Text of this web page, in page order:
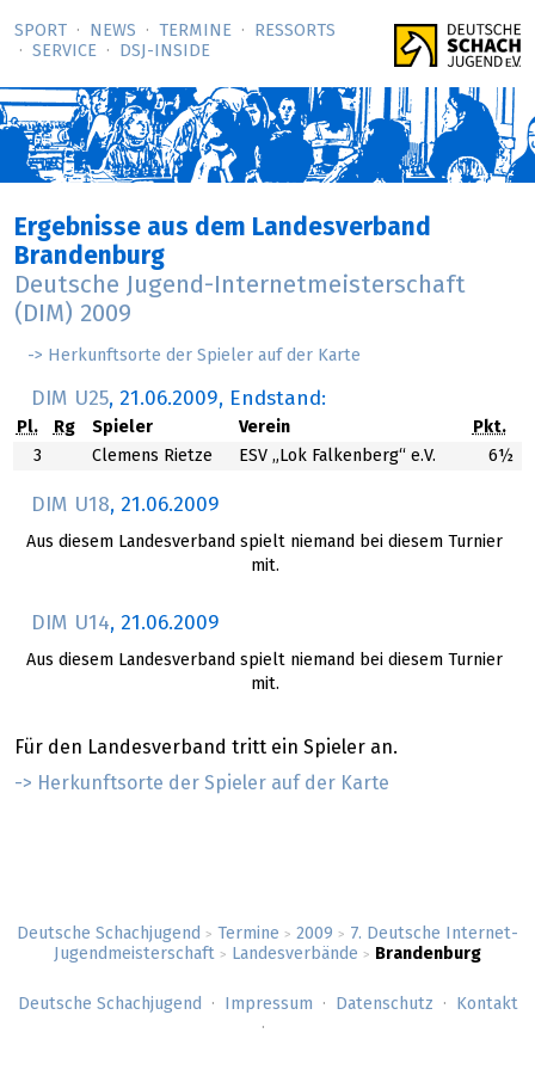
SPORT NEWS TERMINE
RESSORTS
SERVICE
DSJ-­INSIDE
Deutsche Schachjugend > Termine > 2009 >
7. Deutsche Internet-
Jugendmeisterschaft > Landesverbände > Brandenburg
Ergebnisse aus dem Landesverband
Brandenburg
Deutsche Jugend-Internetmeisterschaft
(DIM) 2009
-> Herkunftsorte der Spieler auf der Karte
DIM U25, 21.06.2009, Endstand:
Pl. Rg Spieler Verein
Pkt.
3
Clemens Rietze ESV „Lok Falkenberg“ e.V. 6½
DIM U18, 21.06.2009
Aus diesem Landesverband spielt niemand bei diesem Turnier
mit.
DIM U14, 21.06.2009
Aus diesem Landesverband spielt niemand bei diesem Turnier
mit.
Für den Landesverband tritt ein Spieler an.
-> Herkunftsorte der Spieler auf der Karte
Deutsche Schachjugend Impressum Datenschutz Kontakt